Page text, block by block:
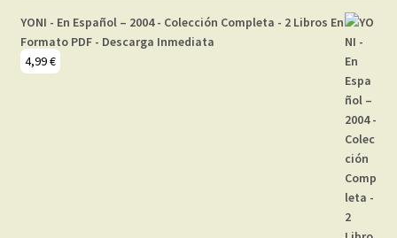
YONI - En Español – 2004 - Colección Completa - 2 Libros En
Formato PDF - Descarga Inmediata
4,99€